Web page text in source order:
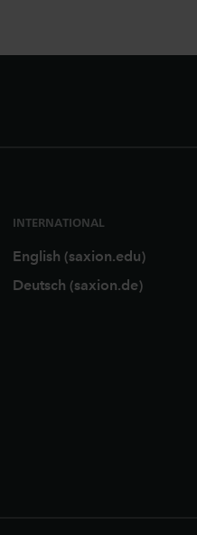
INTERNATIONAL
English (saxion.edu)
Deutsch (saxion.de)